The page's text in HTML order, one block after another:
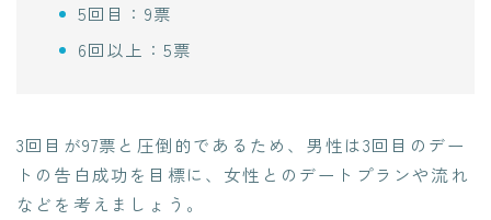
5回目：9票
6回以上：5票
3回目が97票と圧倒的であるため、男性は3回目のデー
トの告白成功を目標に、女性とのデートプランや流れ
などを考えましょう。